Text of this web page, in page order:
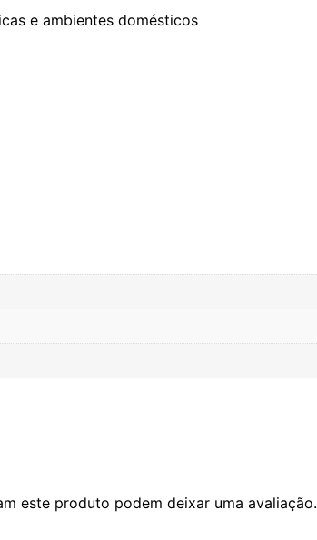
e ambientes domésticos
este produto podem deixar uma avaliação.